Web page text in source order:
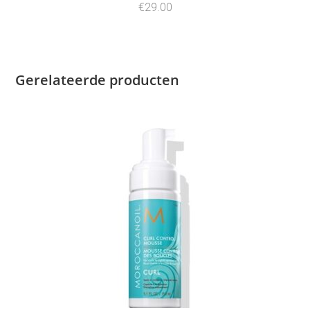
€29.00
Gerelateerde producten